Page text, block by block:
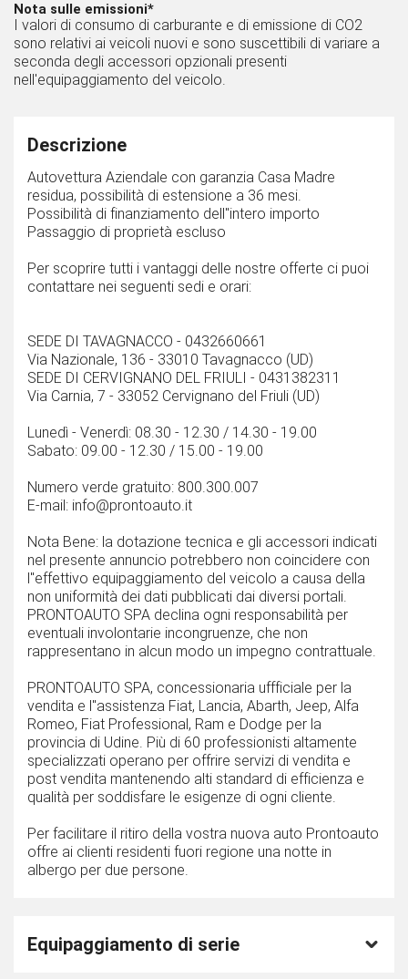
Nota sulle emissioni*
I valori di consumo di carburante e di emissione di CO2
sono relativi ai veicoli nuovi e sono suscettibili di variare a
seconda degli accessori opzionali presenti
nell'equipaggiamento del veicolo.
Descrizione
Autovettura Aziendale con garanzia Casa Madre
residua, possibilità di estensione a 36 mesi.
Possibilità di finanziamento dell''intero importo
Passaggio di proprietà escluso
Per scoprire tutti i vantaggi delle nostre offerte ci puoi
contattare nei seguenti sedi e orari:
SEDE DI TAVAGNACCO - 0432660661
Via Nazionale, 136 - 33010 Tavagnacco (UD)
SEDE DI CERVIGNANO DEL FRIULI - 0431382311
Via Carnia, 7 - 33052 Cervignano del Friuli (UD)
Lunedì - Venerdì: 08.30 - 12.30 / 14.30 - 19.00
Sabato: 09.00 - 12.30 / 15.00 - 19.00
Numero verde gratuito: 800.300.007
E-mail: info@prontoauto.it
Nota Bene: la dotazione tecnica e gli accessori indicati
nel presente annuncio potrebbero non coincidere con
l''effettivo equipaggiamento del veicolo a causa della
non uniformità dei dati pubblicati dai diversi portali.
PRONTOAUTO SPA declina ogni responsabilità per
eventuali involontarie incongruenze, che non
rappresentano in alcun modo un impegno contrattuale.
PRONTOAUTO SPA, concessionaria uffficiale per la
vendita e l''assistenza Fiat, Lancia, Abarth, Jeep, Alfa
Romeo, Fiat Professional, Ram e Dodge per la
provincia di Udine. Più di 60 professionisti altamente
specializzati operano per offrire servizi di vendita e
post vendita mantenendo alti standard di efficienza e
qualità per soddisfare le esigenze di ogni cliente.
Per facilitare il ritiro della vostra nuova auto Prontoauto
offre ai clienti residenti fuori regione una notte in
albergo per due persone.
Equipaggiamento di serie